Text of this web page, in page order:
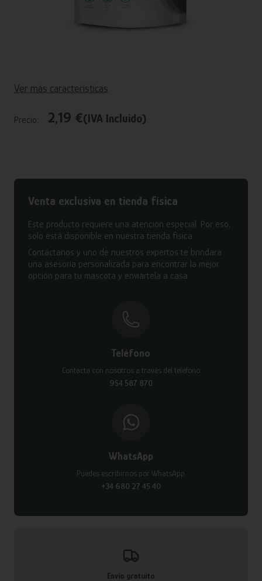
Ver más características
Precio: 2,19 €(IVA Incluido)
Venta exclusiva en tienda física
Este producto requiere una atención especial. Por eso,
solo está disponible en nuestra tienda física.
Contáctanos y uno de nuestros expertos te brindará
una asesoría personalizada para encontrar la mejor
opción para tu mascota y enviártela a casa.
Teléfono
Contacta con nosotros a través del teléfono
954 587 870
WhatsApp
Puedes escribirnos por WhatsApp
+34 680 27 45 40
Envío gratuito